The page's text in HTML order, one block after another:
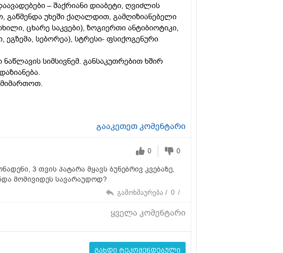
– შაქრიანი დიაბეტი, ღვიძლის
გაწმენდა უხეში ქაღალდით, გამღიზიანებელი
ცხარე საკვები), ზოგიერთი ანტიბიოტიკი,
ეგზემა, სებორეა), სტრესი- ფსიქოგენური
სიმსივნემ. განსაკუთრებით ხშირ
გააკეთეთ კომენტარი
0 0
3 თვის პატარა მყავს ბუნებრივ კვებაზე,
მომივიდეს სავარაუდოდ?
გამოხმაურება / 0 /
ყველა კომენტარი
გახდი რეკომენდებული